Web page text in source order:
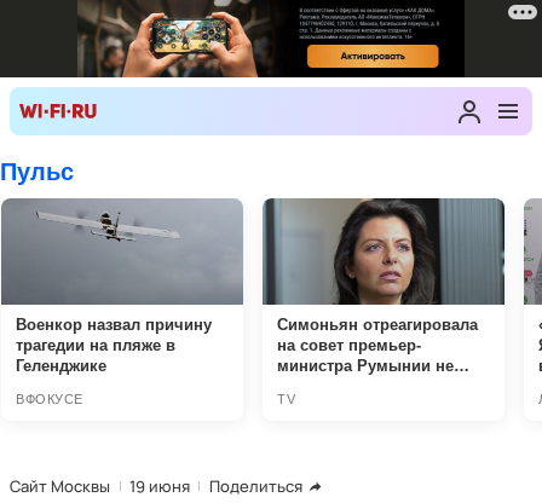
Сайт Москвы 19 июня Поделиться